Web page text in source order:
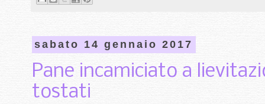
sabato 14 gennaio 2017
Pane incamiciato a
tostati